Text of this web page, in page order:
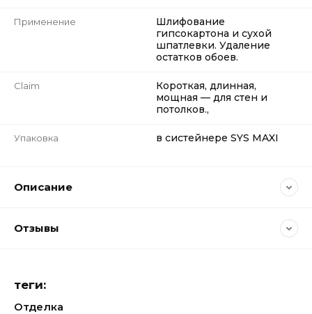
Применение
Шлифование
гипсокартона и сухой
шпатлевки. Удаление
остатков обоев.
Claim
Короткая, длинная,
мощная — для стен и
потолков.,
Упаковка в систейнере SYS MAXI
Описание
Отзывы
теги:
Отделка